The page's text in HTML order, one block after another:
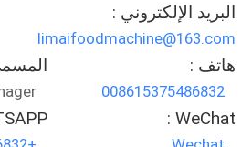
PRIVACY
POLICY
البريد الإلكتروني :
limaifoodmachine@163.com
هاتف :
008615375486832
: WeChat :